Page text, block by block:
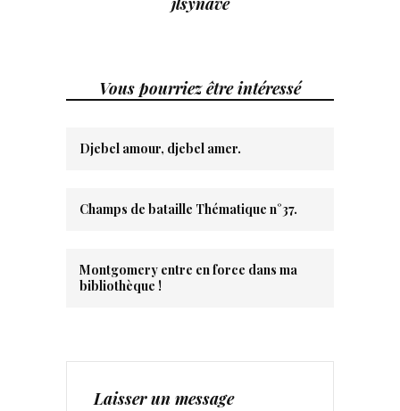
Vous pourriez être intéressé
Djebel amour, djebel amer.
Champs de bataille Thématique n°37.
Montgomery entre en force dans ma
bibliothèque !
Laisser un message